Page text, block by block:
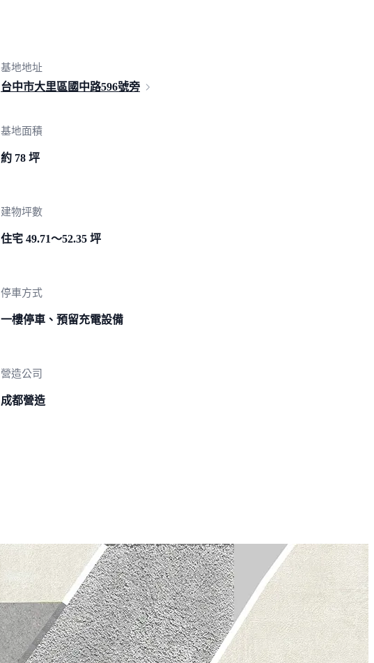
基地地址
台中市大里區國中路596號旁
基地面積
約 78 坪
建物坪數
住宅 49.71～52.35 坪
停車方式
一樓停車、預留充電設備
營造公司
成都營造